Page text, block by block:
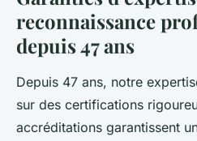
reconnaissance
depuis 47 ans
Depuis 47 ans, notre
sur des certifications
accréditations garantissent